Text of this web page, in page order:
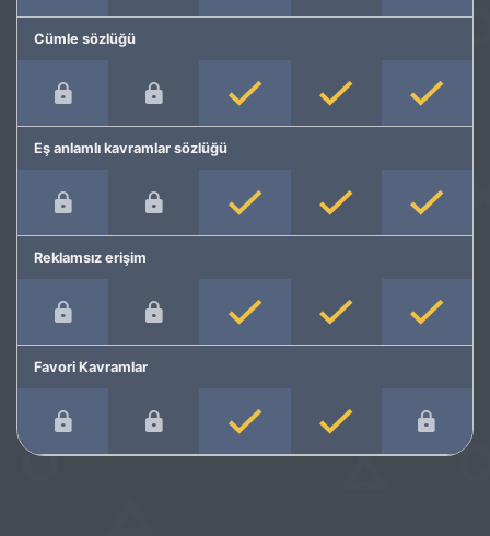
Cümle sözlüğü
Eş anlamlı kavramlar sözlüğü
Reklamsız erişim
Favori Kavramlar